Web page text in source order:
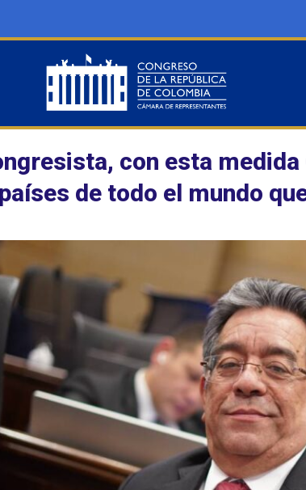
con esta
de todo el mundo